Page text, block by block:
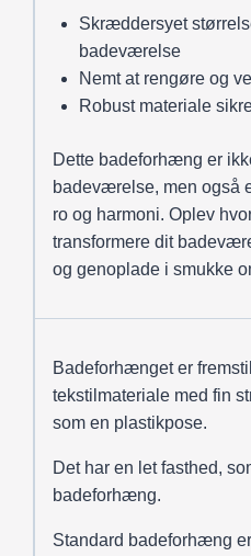
Skræddersyet
badeværelse
Nemt at rengøre og
Robust materiale
Dette badeforhæng er
badeværelse, men også
ro og harmoni. Oplev
transformere dit
og genoplade i smukke
Badeforhænget er
tekstilmateriale med fin
som en plastikpose.
Det har en let fasthed,
badeforhæng.
Standard badeforhæng